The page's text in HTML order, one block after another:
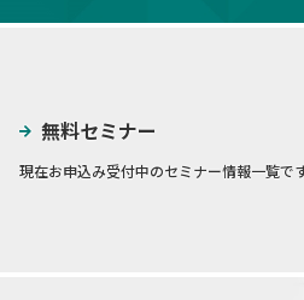
無料セミナー
現在お申込み受付中のセミナー情報一覧です